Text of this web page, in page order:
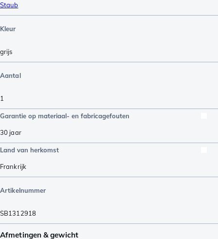
Staub
Kleur
grijs
Aantal
1
Garantie op materiaal- en fabricagefouten
30 jaar
Land van herkomst
Frankrijk
Artikelnummer
SB1312918
Afmetingen & gewicht